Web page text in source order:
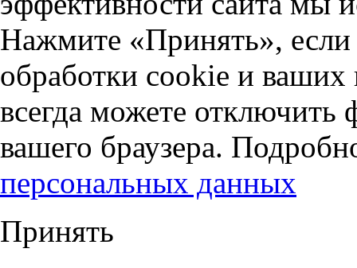
Нажмите «Принять», если
обработки cookie и
всегда можете отключить
вашего браузера.
персональных данных
Принять